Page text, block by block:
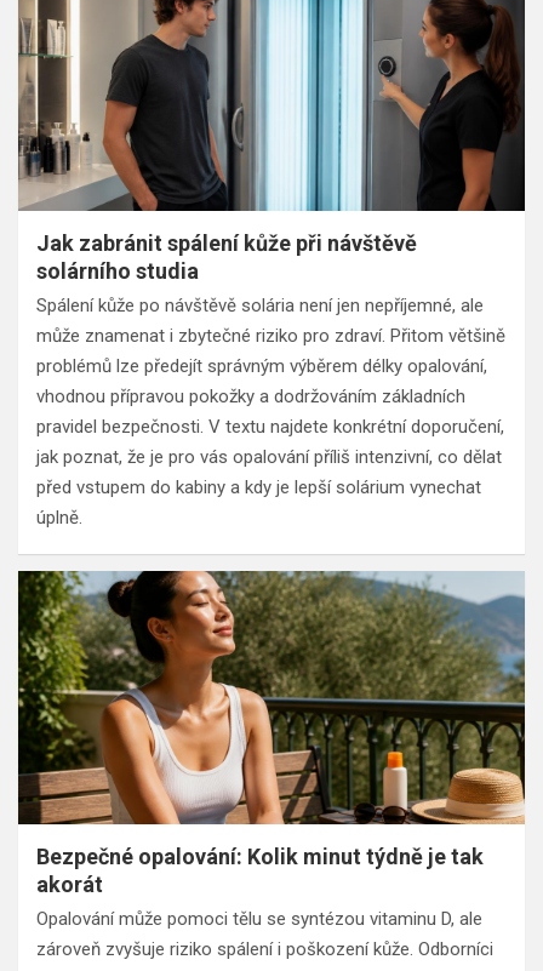
Jak zabránit spálení kůže při návštěvě
solárního studia
Spálení kůže po návštěvě solária není jen nepříjemné, ale
může znamenat i zbytečné riziko pro zdraví. Přitom většině
problémů lze předejít správným výběrem délky opalování,
vhodnou přípravou pokožky a dodržováním základních
pravidel bezpečnosti. V textu najdete konkrétní doporučení,
jak poznat, že je pro vás opalování příliš intenzivní, co dělat
před vstupem do kabiny a kdy je lepší solárium vynechat
úplně.
Bezpečné opalování: Kolik minut týdně je tak
akorát
Opalování může pomoci tělu se syntézou vitaminu D, ale
zároveň zvyšuje riziko spálení i poškození kůže. Odborníci